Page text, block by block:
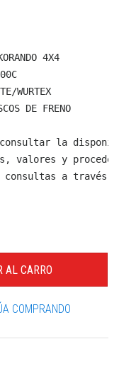
4X4
WURTEX
DE FRENO
consultar la
valores y
a través
COMPRANDO